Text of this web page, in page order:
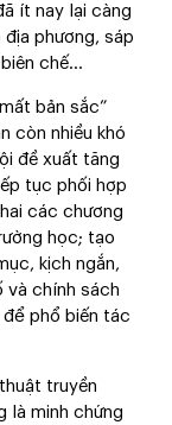
ít nay lại càng
phương, sáp
chế...
bản sắc”
còn nhiều khó
đề xuất tăng
tục phối hợp
các chương
học; tạo
kịch ngắn,
và chính sách
để phổ biến tác
truyền
là minh chứng